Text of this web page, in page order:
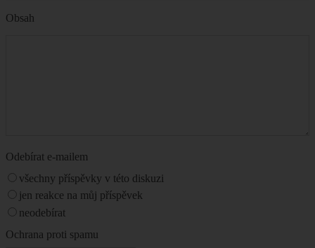
Obsah
Odebírat e-mailem
všechny příspěvky v této diskuzi
jen reakce na můj příspěvek
neodebírat
Ochrana proti spamu